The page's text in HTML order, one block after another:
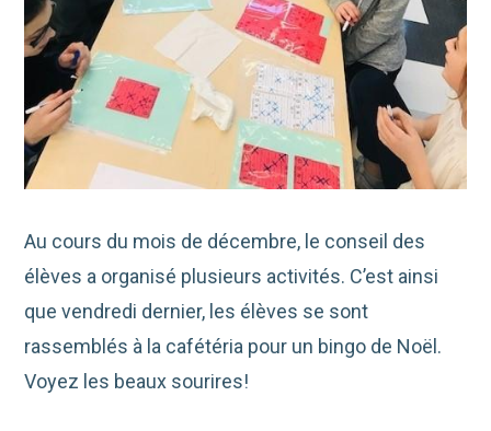
Au cours du mois de décembre, le conseil des
élèves a organisé plusieurs activités. C’est ainsi
que vendredi dernier, les élèves se sont
rassemblés à la cafétéria pour un bingo de Noël.
Voyez les beaux sourires!